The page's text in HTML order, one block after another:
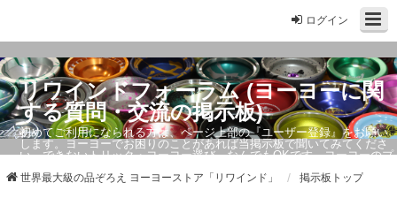
ログイン
リワインドフォーラム (ヨーヨーに関
する質問・交流の掲示板)
初めてご利用になられる方は、ページ上部の『ユーザー登録』をお願い
します。ヨーヨーでお困りのことがあれば当掲示板で聞いてみてくださ
い。できないトリック・ヨーヨー選び、なんでもOKです。ヨーヨーのプ
世界最大級の品ぞろえ ヨーヨーストア「リワインド」 掲示板トップ